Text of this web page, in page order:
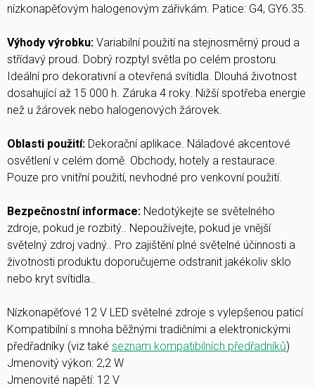
nízkonapěťovým halogenovým zářivkám. Patice: G4, GY6.35.
Výhody výrobku: Variabilní použití na stejnosměrný proud a
střídavý proud. Dobrý rozptyl světla po celém prostoru.
Ideální pro dekorativní a otevřená svítidla. Dlouhá životnost
dosahující až 15 000 h. Záruka 4 roky. Nižší spotřeba energie
než u žárovek nebo halogenových žárovek.
Oblasti použití: Dekorační aplikace. Náladové akcentové
osvětlení v celém domě. Obchody, hotely a restaurace.
Pouze pro vnitřní použití, nevhodné pro venkovní použití.
Bezpečnostní informace: Nedotýkejte se světelného
zdroje, pokud je rozbitý.. Nepoužívejte, pokud je vnější
světelný zdroj vadný.. Pro zajištění plné světelné účinnosti a
životnosti produktu doporučujeme odstranit jakékoliv sklo
nebo kryt svítidla..
Nízkonapěťové 12 V LED světelné zdroje s vylepšenou paticí
Kompatibilní s mnoha běžnými tradičními a elektronickými
předřadníky (viz také seznam kompatibilních předřadníků)
Jmenovitý výkon: 2,2 W
Jmenovité napětí: 12 V